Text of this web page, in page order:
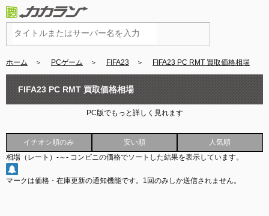
ホーム ＞ PCゲーム ＞ FIFA23 ＞ FIFA23 PC RMT 買取価格相場
FIFA23 PC RMT 買取価格相場
PC版でもっと詳しく見れます
イチオシ順のみ 安い順
人気順
相場（レート） -～- コンビニの価格でソートした結果を表示しています。
マークは価格・在庫更新の通知機能です。 1回のみしか送信されません。